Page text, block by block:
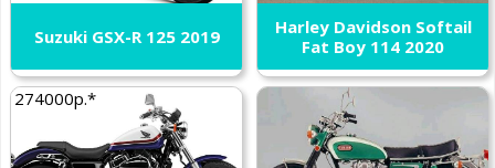
Suzuki GSX-R 125 2019
Harley Davidson Softail
Fat Boy 114 2020
274000р.*